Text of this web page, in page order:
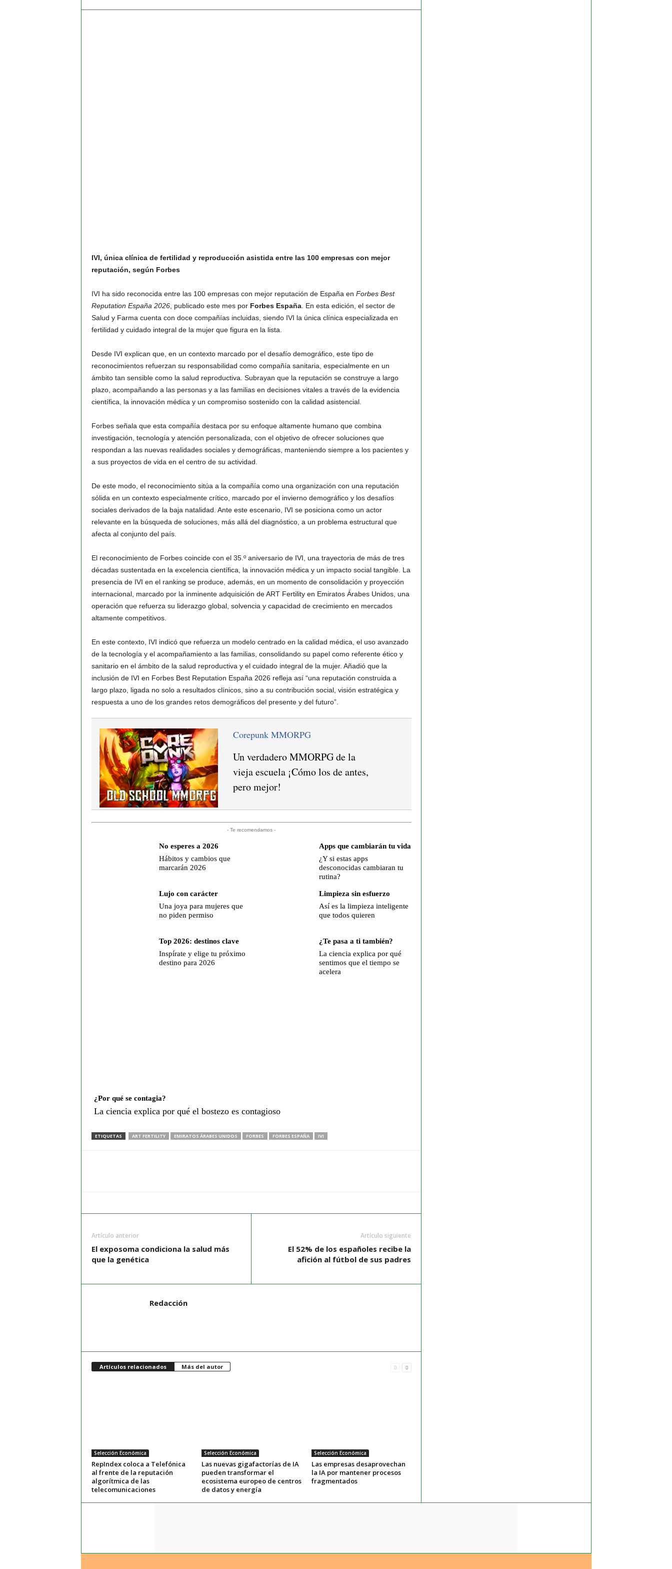
IVI, única clínica de fertilidad y reproducción asistida entre las 100 empresas con mejor
reputación, según Forbes
IVI ha sido reconocida entre las 100 empresas con mejor reputación de España en Forbes Best
Reputation España 2026, publicado este mes por Forbes España. En esta edición, el sector de
Salud y Farma cuenta con doce compañías incluidas, siendo IVI la única clínica especializada en
fertilidad y cuidado integral de la mujer que figura en la lista.
Desde IVI explican que, en un contexto marcado por el desafío demográfico, este tipo de
reconocimientos refuerzan su responsabilidad como compañía sanitaria, especialmente en un
ámbito tan sensible como la salud reproductiva. Subrayan que la reputación se construye a largo
plazo, acompañando a las personas y a las familias en decisiones vitales a través de la evidencia
científica, la innovación médica y un compromiso sostenido con la calidad asistencial.
Forbes señala que esta compañía destaca por su enfoque altamente humano que combina
investigación, tecnología y atención personalizada, con el objetivo de ofrecer soluciones que
respondan a las nuevas realidades sociales y demográficas, manteniendo siempre a los pacientes y
a sus proyectos de vida en el centro de su actividad.
De este modo, el reconocimiento sitúa a la compañía como una organización con una reputación
sólida en un contexto especialmente crítico, marcado por el invierno demográfico y los desafíos
sociales derivados de la baja natalidad. Ante este escenario, IVI se posiciona como un actor
relevante en la búsqueda de soluciones, más allá del diagnóstico, a un problema estructural que
afecta al conjunto del país.
El reconocimiento de Forbes coincide con el 35.º aniversario de IVI, una trayectoria de más de tres
décadas sustentada en la excelencia científica, la innovación médica y un impacto social tangible. La
presencia de IVI en el ranking se produce, además, en un momento de consolidación y proyección
internacional, marcado por la inminente adquisición de ART Fertility en Emiratos Árabes Unidos, una
operación que refuerza su liderazgo global, solvencia y capacidad de crecimiento en mercados
altamente competitivos.
En este contexto, IVI indicó que refuerza un modelo centrado en la calidad médica, el uso avanzado
de la tecnología y el acompañamiento a las familias, consolidando su papel como referente ético y
sanitario en el ámbito de la salud reproductiva y el cuidado integral de la mujer. Añadió que la
inclusión de IVI en Forbes Best Reputation España 2026 refleja así “una reputación construida a
largo plazo, ligada no solo a resultados clínicos, sino a su contribución social, visión estratégica y
respuesta a uno de los grandes retos demográficos del presente y del futuro”.
Corepunk MMORPG
Un verdadero MMORPG de la
vieja escuela ¡Cómo los de antes,
pero mejor!
- Te recomendamos -
No esperes a 2026
Hábitos y cambios que
marcarán 2026
Apps que cambiarán tu vida
¿Y si estas apps
desconocidas cambiaran tu
rutina?
Lujo con carácter
Una joya para mujeres que
no piden permiso
Limpieza sin esfuerzo
Así es la limpieza inteligente
que todos quieren
Top 2026: destinos clave
Inspírate y elige tu próximo
destino para 2026
¿Te pasa a ti también?
La ciencia explica por qué
sentimos que el tiempo se
acelera
¿Por qué se contagia?
La ciencia explica por qué el bostezo es contagioso
ETIQUETAS ART FERTILITY EMIRATOS ÁRABES UNIDOS FORBES FORBES ESPAÑA IVI
Artículo anterior
El exposoma condiciona la salud más
que la genética
Artículo siguiente
El 52% de los españoles recibe la
afición al fútbol de sus padres
Redacción
Artículos relacionados Más del autor
Selección Económica
RepIndex coloca a Telefónica
al frente de la reputación
algorítmica de las
telecomunicaciones
Selección Económica
Las nuevas gigafactorías de IA
pueden transformar el
ecosistema europeo de centros
de datos y energía
Selección Económica
Las empresas desaprovechan
la IA por mantener procesos
fragmentados